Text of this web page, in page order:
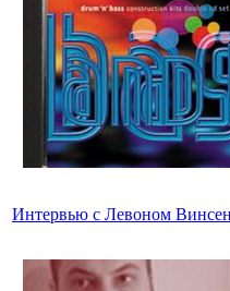
Интервью с Левоном